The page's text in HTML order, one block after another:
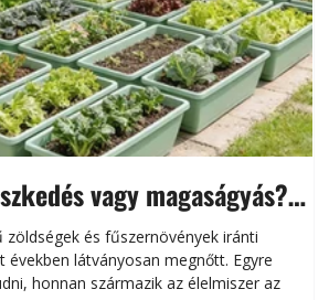
vagy magaságyás?
kertészkedés
és fűszernövények iránti
években látványosan megnőtt. Egyre
honnan származik az élelmiszer az